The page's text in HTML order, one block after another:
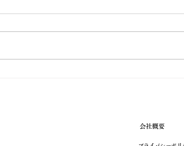
会社概要